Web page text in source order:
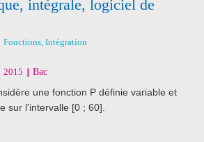
intégrale, logiciel de
Fonctions, Intégration
2015 Bac
une fonction P définie variable et
sur l'intervalle [0 ; 60].